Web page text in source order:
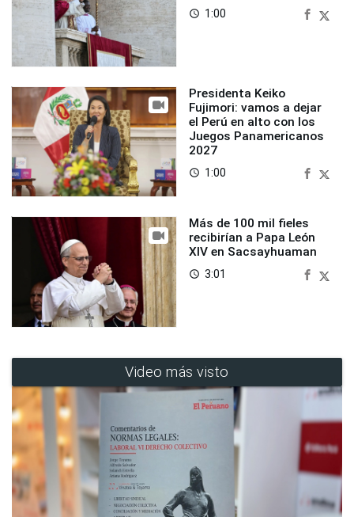
access_time 1:00
Presidenta Keiko
Fujimori: vamos a dejar
el Perú en alto con los
Juegos Panamericanos
2027
access_time 1:00
Más de 100 mil fieles
recibirían a Papa León
XIV en Sacsayhuaman
access_time 3:01
Video más visto